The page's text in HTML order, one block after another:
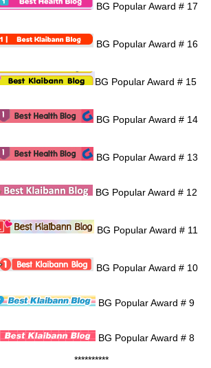
BG Popular Award # 17
BG Popular Award # 16
BG Popular Award # 15
BG Popular Award # 14
BG Popular Award # 13
BG Popular Award # 12
BG Popular Award # 11
BG Popular Award # 10
BG Popular Award # 9
BG Popular Award # 8
**********